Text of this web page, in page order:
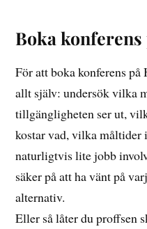
Boka
För att boka konferens
allt själv: undersök vilka
tillgängligheten ser ut,
kostar vad, vilka måltider
naturligtvis lite jobb
säker på att ha vänt på
alternativ.
Eller så låter du proffsen